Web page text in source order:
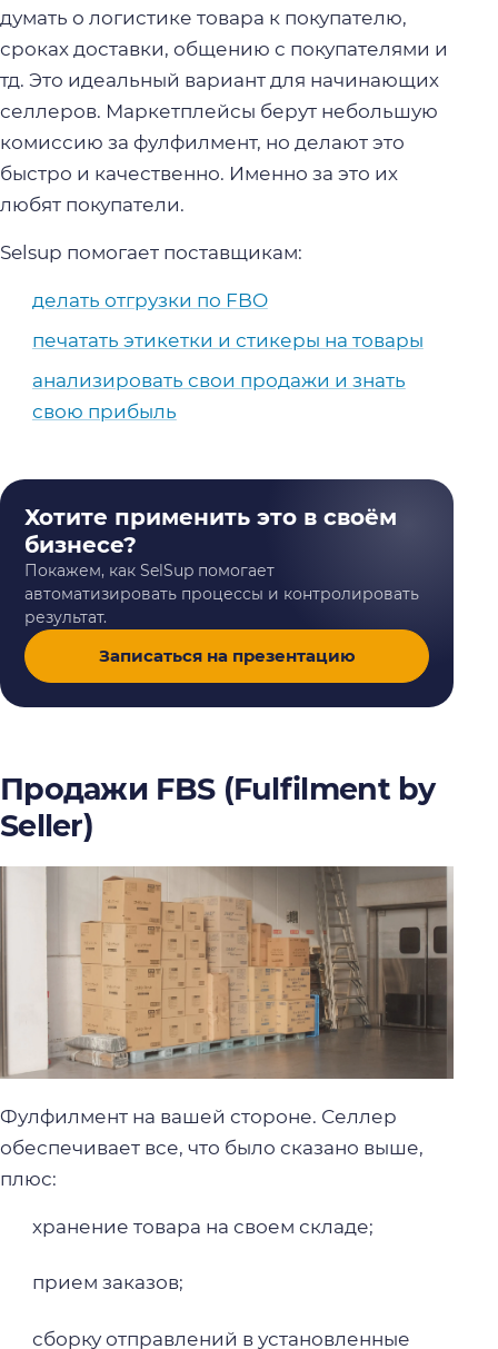
думать о логистике товара к покупателю,
сроках доставки, общению с покупателями и
тд. Это идеальный вариант для начинающих
селлеров. Маркетплейсы берут небольшую
комиссию за фулфилмент, но делают это
быстро и качественно. Именно за это их
любят покупатели.
Selsup помогает поставщикам:
делать отгрузки по FBO
печатать этикетки и стикеры на товары
анализировать свои продажи и знать
свою прибыль
Хотите применить это в своём
бизнесе?
Покажем, как SelSup помогает
автоматизировать процессы и контролировать
результат.
Записаться на презентацию
Продажи FBS (Fulfilment by
Seller)
Фулфилмент на вашей стороне. Селлер
обеспечивает все, что было сказано выше,
плюс:
хранение товара на своем складе;
прием заказов;
сборку отправлений в установленные